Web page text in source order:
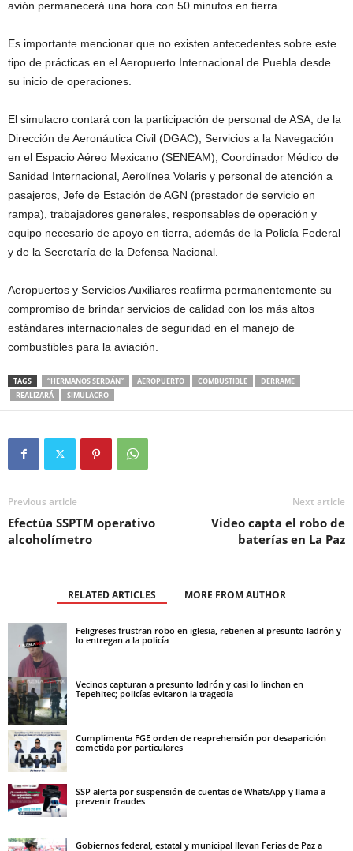
avión permanecerá una hora con 50 minutos en tierra.
Es importante mencionar que no existen antecedentes sobre este
tipo de prácticas en el Aeropuerto Internacional de Puebla desde
su inicio de operaciones.
El simulacro contará con la participación de personal de ASA, de la
Dirección de Aeronáutica Civil (DGAC), Servicios a la Navegación
en el Espacio Aéreo Mexicano (SENEAM), Coordinador Médico de
Sanidad Internacional, Aerolínea Volaris y personal de atención a
pasajeros, Jefe de Estación de AGN (prestador de servicio en
rampa), trabajadores generales, responsables de operación y
equipo necesario de apoyo en tierra, además de la Policía Federal
y de la Secretaría de la Defensa Nacional.
Aeropuertos y Servicios Auxiliares reafirma permanentemente su
compromiso de brindar servicios de calidad con los más altos
estándares internacionales de seguridad en el manejo de
combustibles para la aviación.
TAGS “HERMANOS SERDÁN” AEROPUERTO COMBUSTIBLE
DERRAME
REALIZARÁ
SIMULACRO
Previous article
Efectúa SSPTM operativo
alcoholímetro
Next article
Video capta el robo de
baterías en La Paz
RELATED ARTICLES MORE FROM AUTHOR
Feligreses frustran robo en iglesia, retienen al presunto ladrón y
lo entregan a la policía
Vecinos capturan a presunto ladrón y casi lo linchan en
Tepehitec; policías evitaron la tragedia
Cumplimenta FGE orden de reaprehensión por desaparición
cometida por particulares
SSP alerta por suspensión de cuentas de WhatsApp y llama a
prevenir fraudes
Gobiernos federal, estatal y municipal llevan Ferias de Paz a